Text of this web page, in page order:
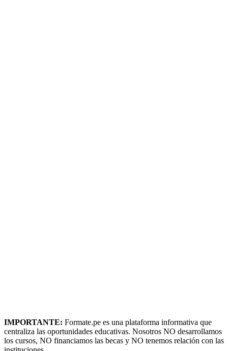
IMPORTANTE: Formate.pe es una plataforma informativa que
centraliza las oportunidades educativas. Nosotros NO desarrollamos
los cursos, NO financiamos las becas y NO tenemos relación con las